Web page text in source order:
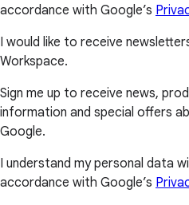
accordance with Google’s
I would like to receive
Workspace.
Sign me up to receive news,
information and special offers
Google.
I understand my personal data
accordance with Google’s